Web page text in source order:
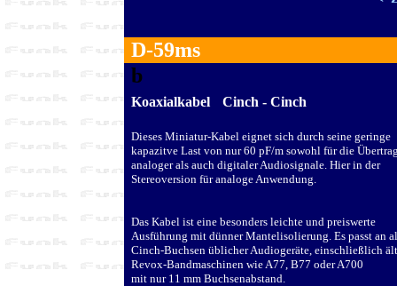
D-59ms
b
Koaxialkabel Cinch - Cinch
Dieses Miniatur-Kabel eignet sich durch seine geringe
kapazitve Last von nur 60 pF/m sowohl für die
analoger als auch digitaler Audiosignale. Hier in der
Stereoversion für analoge Anwendung.
Das Kabel ist eine besonders leichte und preiswerte
Ausführung mit dünner Mantelisolierung. Es passt an
Cinch-Buchsen üblicher Audiogeräte, einschließlich
Revox-Bandmaschinen wie A77, B77 oder A700
mit nur 11 mm Buchsenabstand.